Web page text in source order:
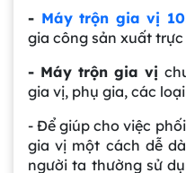
- Máy trộn gia vị
gia công sản xuất
- Máy trộn gia vị
gia vị, phụ gia, các
- Để giúp cho việc
gia vị một cách dễ
người ta thường sử